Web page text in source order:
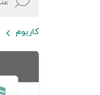
کاربوم